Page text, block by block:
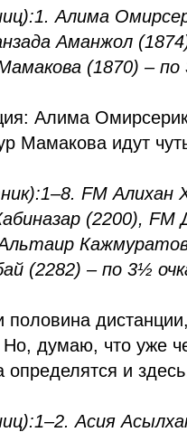
1. Алима
Аманжол
(1870) – по
Алима
Мамакова идут
1–8. FM Алихан
(2200), FM
(2282) – по 3½
половина
думаю, что уже
определятся и
1–2. Асия